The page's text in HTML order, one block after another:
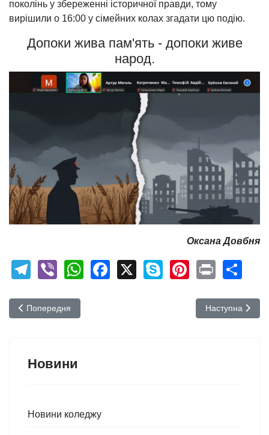
поколінь у збереженні історичної правди, тому
вирішили о 16:00 у сімейних колах згадати цю подію.
Допоки жива пам'ять - допоки живе
народ.
Оксана Довбня
Telegram
ViberWhatsApp
Facebook
X SkypePinterest
Print
Попередня стаття: Виховні заходи до Дня Гідності та Свободи
Попередня Наступна
Наступна
Новини
Новини коледжу